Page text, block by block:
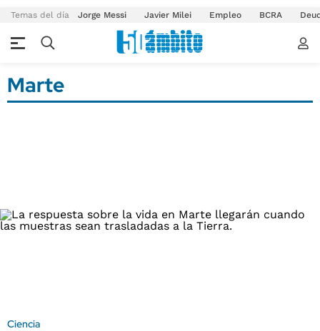
Temas del día Jorge Messi Javier Milei Empleo BCRA
Marte
Ciencia